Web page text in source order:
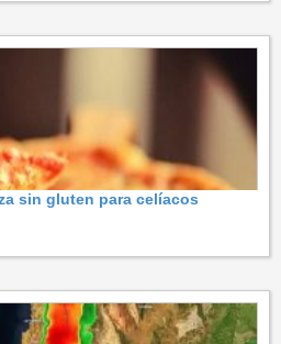
sin gluten para celíacos